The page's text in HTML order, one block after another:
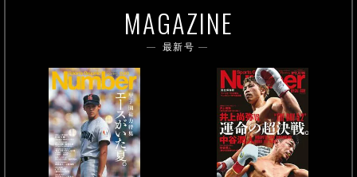
MAGAZINE
最新号